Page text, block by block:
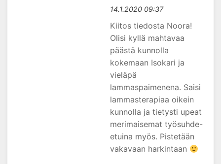
14.1.2020 09:37
Kiitos tiedosta Noora!
Olisi kyllä mahtavaa
päästä kunnolla
kokemaan Isokari ja
vieläpä
lammaspaimenena. Saisi
lammasterapiaa oikein
kunnolla ja tietysti upeat
merimaisemat työsuhde-
etuina myös. Pistetään
vakavaan harkintaan